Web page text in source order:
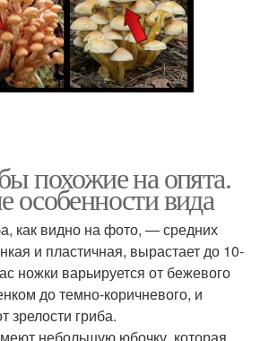
похожие на опята.
особенности вида
как видно на фото, — средних
и пластичная, вырастает до 10-
ножки варьируется от бежевого
до темно-коричневого, и
зрелости гриба.